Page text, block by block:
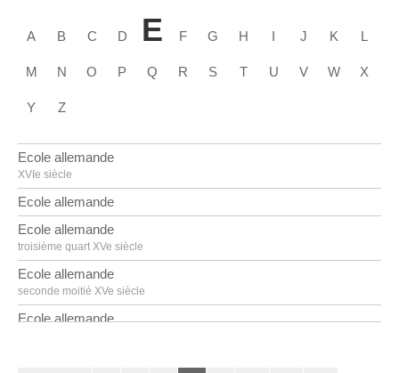
A B C D E F G H I J K L
M N O P Q R S T U V W X
Y Z
Ecole allemande
XVIe siècle
Ecole allemande
Ecole allemande
troisième quart XVe siècle
Ecole allemande
seconde moitié XVe siècle
Ecole allemande